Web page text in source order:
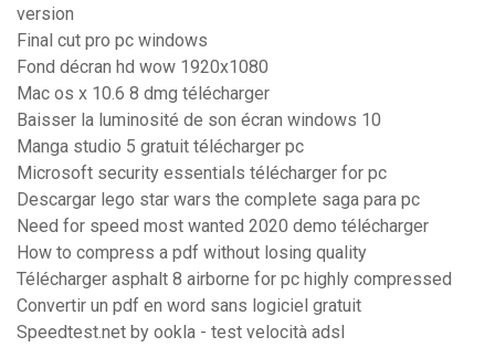
version
Final cut pro pc windows
Fond décran hd wow 1920x1080
Mac os x 10.6 8 dmg télécharger
Baisser la luminosité de son écran windows 10
Manga studio 5 gratuit télécharger pc
Microsoft security essentials télécharger for pc
Descargar lego star wars the complete saga para pc
Need for speed most wanted 2020 demo télécharger
How to compress a pdf without losing quality
Télécharger asphalt 8 airborne for pc highly compressed
Convertir un pdf en word sans logiciel gratuit
Speedtest.net by ookla - test velocità adsl